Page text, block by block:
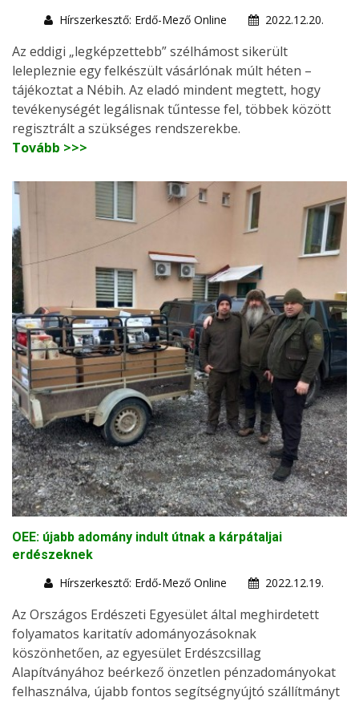
Hírszerkesztő: Erdő-Mező Online
2022.12.20.
Az eddigi „legképzettebb” szélhámost sikerült
lelepleznie egy felkészült vásárlónak múlt héten –
tájékoztat a Nébih. Az eladó mindent megtett, hogy
tevékenységét legálisnak tűntesse fel, többek között
regisztrált a szükséges rendszerekbe.
Tovább >>>
OEE: újabb adomány indult útnak a kárpátaljai
erdészeknek
Hírszerkesztő: Erdő-Mező Online
2022.12.19.
Az Országos Erdészeti Egyesület által meghirdetett
folyamatos karitatív adományozásoknak
köszönhetően, az egyesület Erdészcsillag
Alapítványához beérkező önzetlen pénzadományokat
felhasználva, újabb fontos segítségnyújtó szállítmányt